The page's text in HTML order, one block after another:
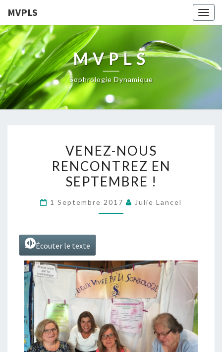
MVPLS
MVPLS
Sophrologie Dynamique
NOUS
RENCONTREZ
EN
!
VENEZ-NOUS
RENCONTREZ EN
SEPTEMBRE !
1 Septembre 2017 Julie Lancel
Écouter le texte